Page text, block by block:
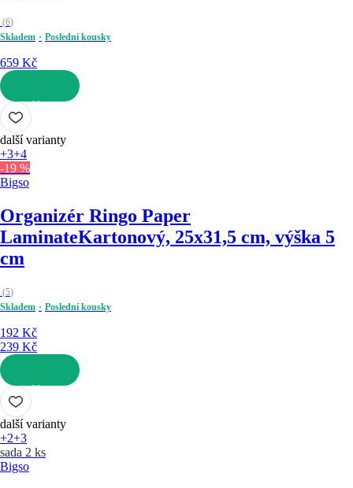
(6)
Skladem
Poslední kousky
659 Kč
DO KOŠÍKU
další varianty
+3+4
-19 %
Bigso
Organizér Ringo Paper
LaminateKartonový, 25x31,5 cm, výška 5
cm
(5)
Skladem
Poslední kousky
192 Kč
239 Kč
DO KOŠÍKU
další varianty
+2+3
sada 2 ks
Bigso